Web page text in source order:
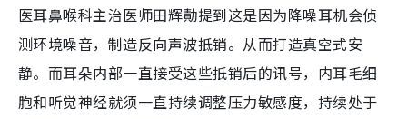
医耳鼻喉科主治医师田辉勣提到这是因为降噪耳机会侦
测环境噪音，制造反向声波抵销。从而打造真空式安
静。而耳朵内部一直接受这些抵销后的讯号，内耳毛细
胞和听觉神经就须一直持续调整压力敏感度， 持续处于